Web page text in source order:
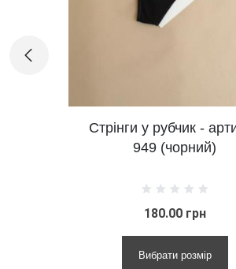
Стрінги у рубчик - артикул